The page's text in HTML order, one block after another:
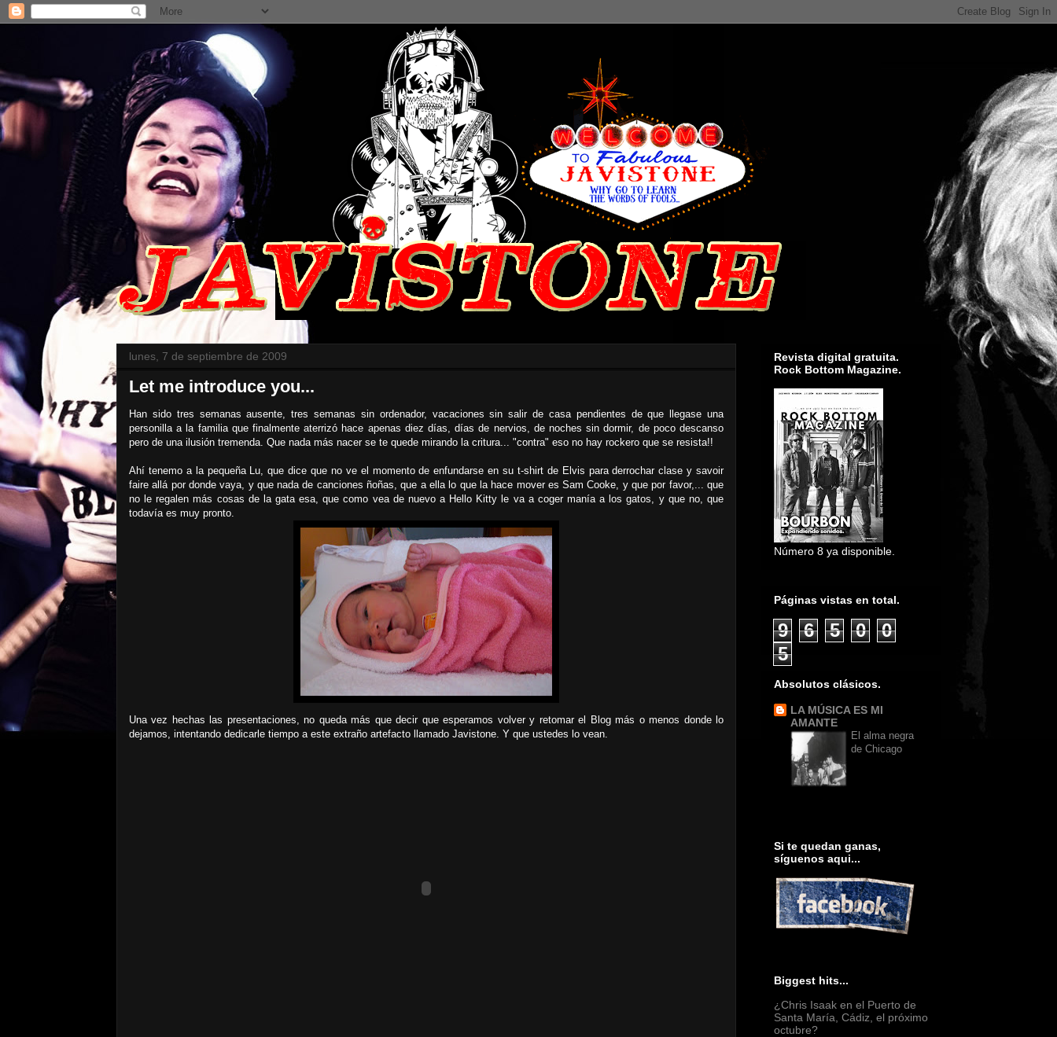
lunes, 7 de septiembre de 2009
Let me introduce you...
Han sido tres semanas ausente, tres semanas sin ordenador, vacaciones sin salir de casa pendientes de que llegase una
personilla a la familia que finalmente aterrizó hace apenas diez días, días de nervios, de noches sin dormir, de poco descanso
pero de una ilusión tremenda. Que nada más nacer se te quede mirando la critura... "contra" eso no hay rockero que se resista!!
Ahí tenemo a la pequeña Lu, que dice que no ve el momento de enfundarse en su t-shirt de Elvis para derrochar clase y savoir
faire allá por donde vaya, y que nada de canciones ñoñas, que a ella lo que la hace mover es Sam Cooke, y que por favor,... que
no le regalen más cosas de la gata esa, que como vea de nuevo a Hello Kitty le va a coger manía a los gatos, y que no, que
todavía es muy pronto.
Una vez hechas las presentaciones, no queda más que decir que esperamos volver y retomar el Blog más o menos donde lo
dejamos, intentando dedicarle tiempo a este extraño artefacto llamado Javistone. Y que ustedes lo vean.
Revista digital gratuita.
Rock Bottom Magazine.
Número 8 ya disponible.
Páginas vistas en total.
9 6 5 0
0
5
Absolutos clásicos.
LA MÚSICA ES MI
AMANTE
El alma negra
de Chicago
Si te quedan ganas,
síguenos aqui...
Biggest hits...
¿Chris Isaak en el Puerto de
Santa María, Cádiz, el próximo
octubre?